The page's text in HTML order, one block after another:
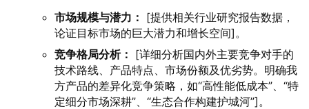
市场规模与潜力： [提供相关行业研究报告数据，
论证目标市场的巨大潜力和增长空间]。
竞争格局分析： [详细分析国内外主要竞争对手的
技术路线、产品特点、市场份额及优劣势。明确我
方产品的差异化竞争策略，如“高性能低成本”、“特
定细分市场深耕”、“生态合作构建护城河”]。